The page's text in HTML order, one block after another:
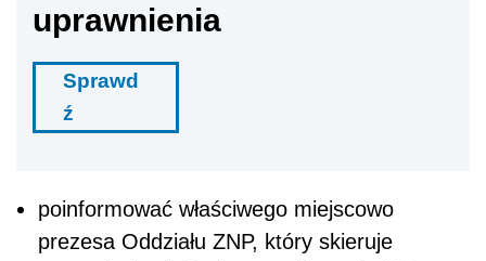
uprawnienia
Sprawd
ź
poinformować właściwego miejscowo
prezesa Oddziału ZNP, który skieruje